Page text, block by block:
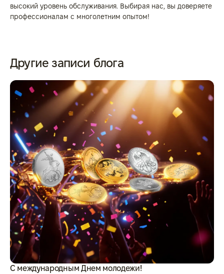
высокий уровень обслуживания. Выбирая нас, вы доверяете
профессионалам с многолетним опытом!
Другие записи блога
С международным Днем молодежи!